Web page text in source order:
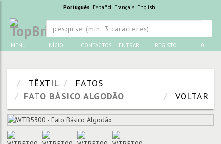
Português Español Français English
MENU INÍCIO CONTACTOS ENTRAR REGISTO 0
TÊXTIL
FATOS
FATO BÁSICO ALGODÃO
VOLTAR